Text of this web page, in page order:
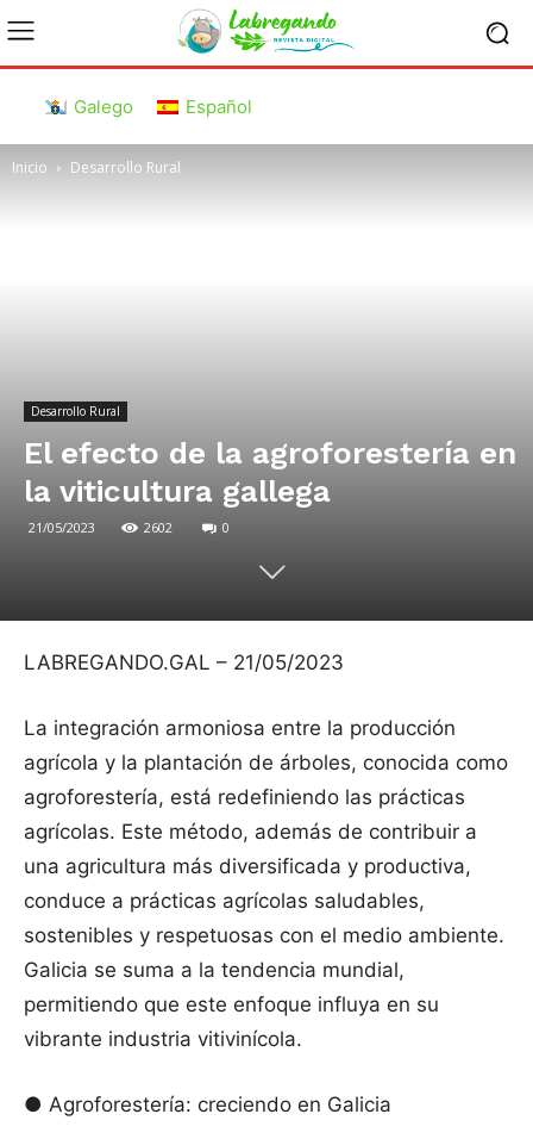
Galego Español
Inicio Desarrollo Rural
Desarrollo Rural
El efecto de la agroforestería en
la viticultura gallega
21/05/2023 2602 0
LABREGANDO.GAL – 21/05/2023
La integración armoniosa entre la producción
agrícola y la plantación de árboles, conocida como
agroforestería, está redefiniendo las prácticas
agrícolas. Este método, además de contribuir a
una agricultura más diversificada y productiva,
conduce a prácticas agrícolas saludables,
sostenibles y respetuosas con el medio ambiente.
Galicia se suma a la tendencia mundial,
permitiendo que este enfoque influya en su
vibrante industria vitivinícola.
● Agroforestería: creciendo en Galicia